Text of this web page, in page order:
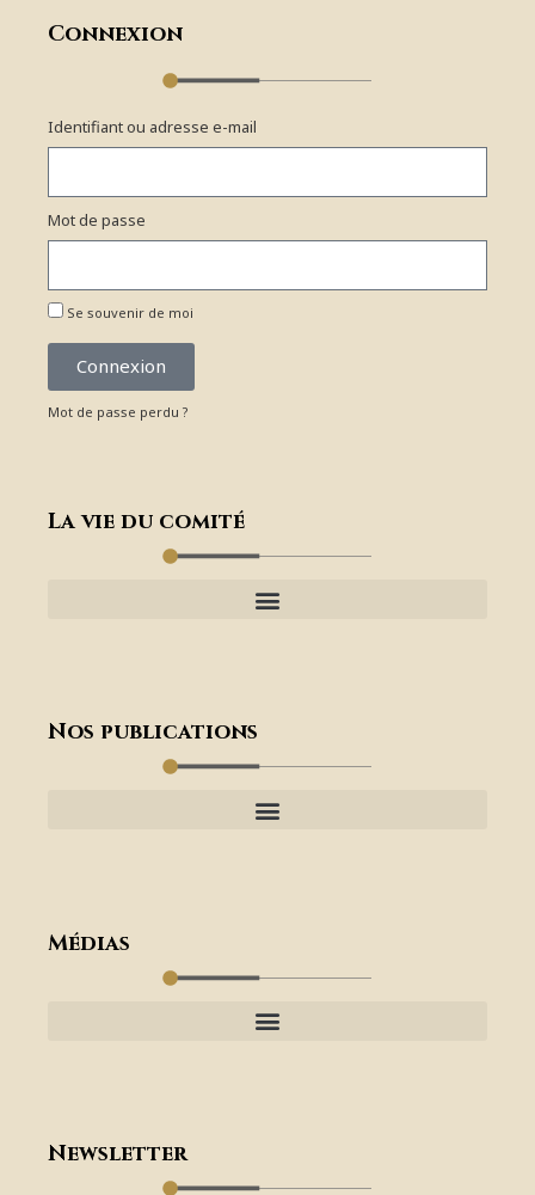
Connexion
Identifiant ou adresse e-mail
Mot de passe
Se souvenir de moi
Connexion
Mot de passe perdu ?
La vie du comité
Nos publications
Médias
Newsletter